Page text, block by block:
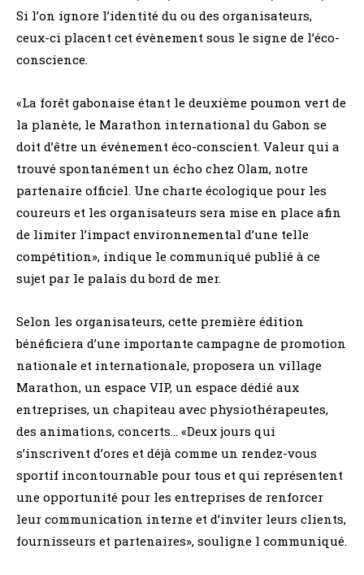
Si l’on ignore l’identité du ou des organisateurs,
ceux-ci placent cet évènement sous le signe de l’éco-
conscience.
«La forêt gabonaise étant le deuxième poumon vert de
la planète, le Marathon international du Gabon se
doit d’être un événement éco-conscient. Valeur qui a
trouvé spontanément un écho chez Olam, notre
partenaire officiel. Une charte écologique pour les
coureurs et les organisateurs sera mise en place afin
de limiter l’impact environnemental d’une telle
compétition», indique le communiqué publié à ce
sujet par le palais du bord de mer.
Selon les organisateurs, cette première édition
bénéficiera d’une importante campagne de promotion
nationale et internationale, proposera un village
Marathon, un espace VIP, un espace dédié aux
entreprises, un chapiteau avec physiothérapeutes,
des animations, concerts… «Deux jours qui
s’inscrivent d’ores et déjà comme un rendez-vous
sportif incontournable pour tous et qui représentent
une opportunité pour les entreprises de renforcer
leur communication interne et d’inviter leurs clients,
fournisseurs et partenaires», souligne l communiqué.